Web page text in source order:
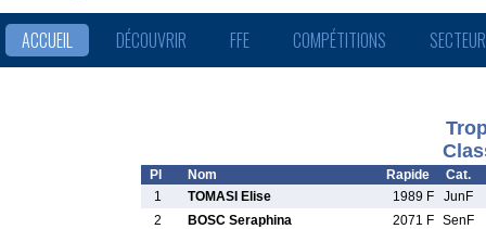
ACCUEIL DÉCOUVRIR FFE COMPÉTITIONS
Pl Nom Rapide
Cat.
1
TOMASI Elise 1989 F
JunF
2
BOSC Seraphina 2071 F SenF